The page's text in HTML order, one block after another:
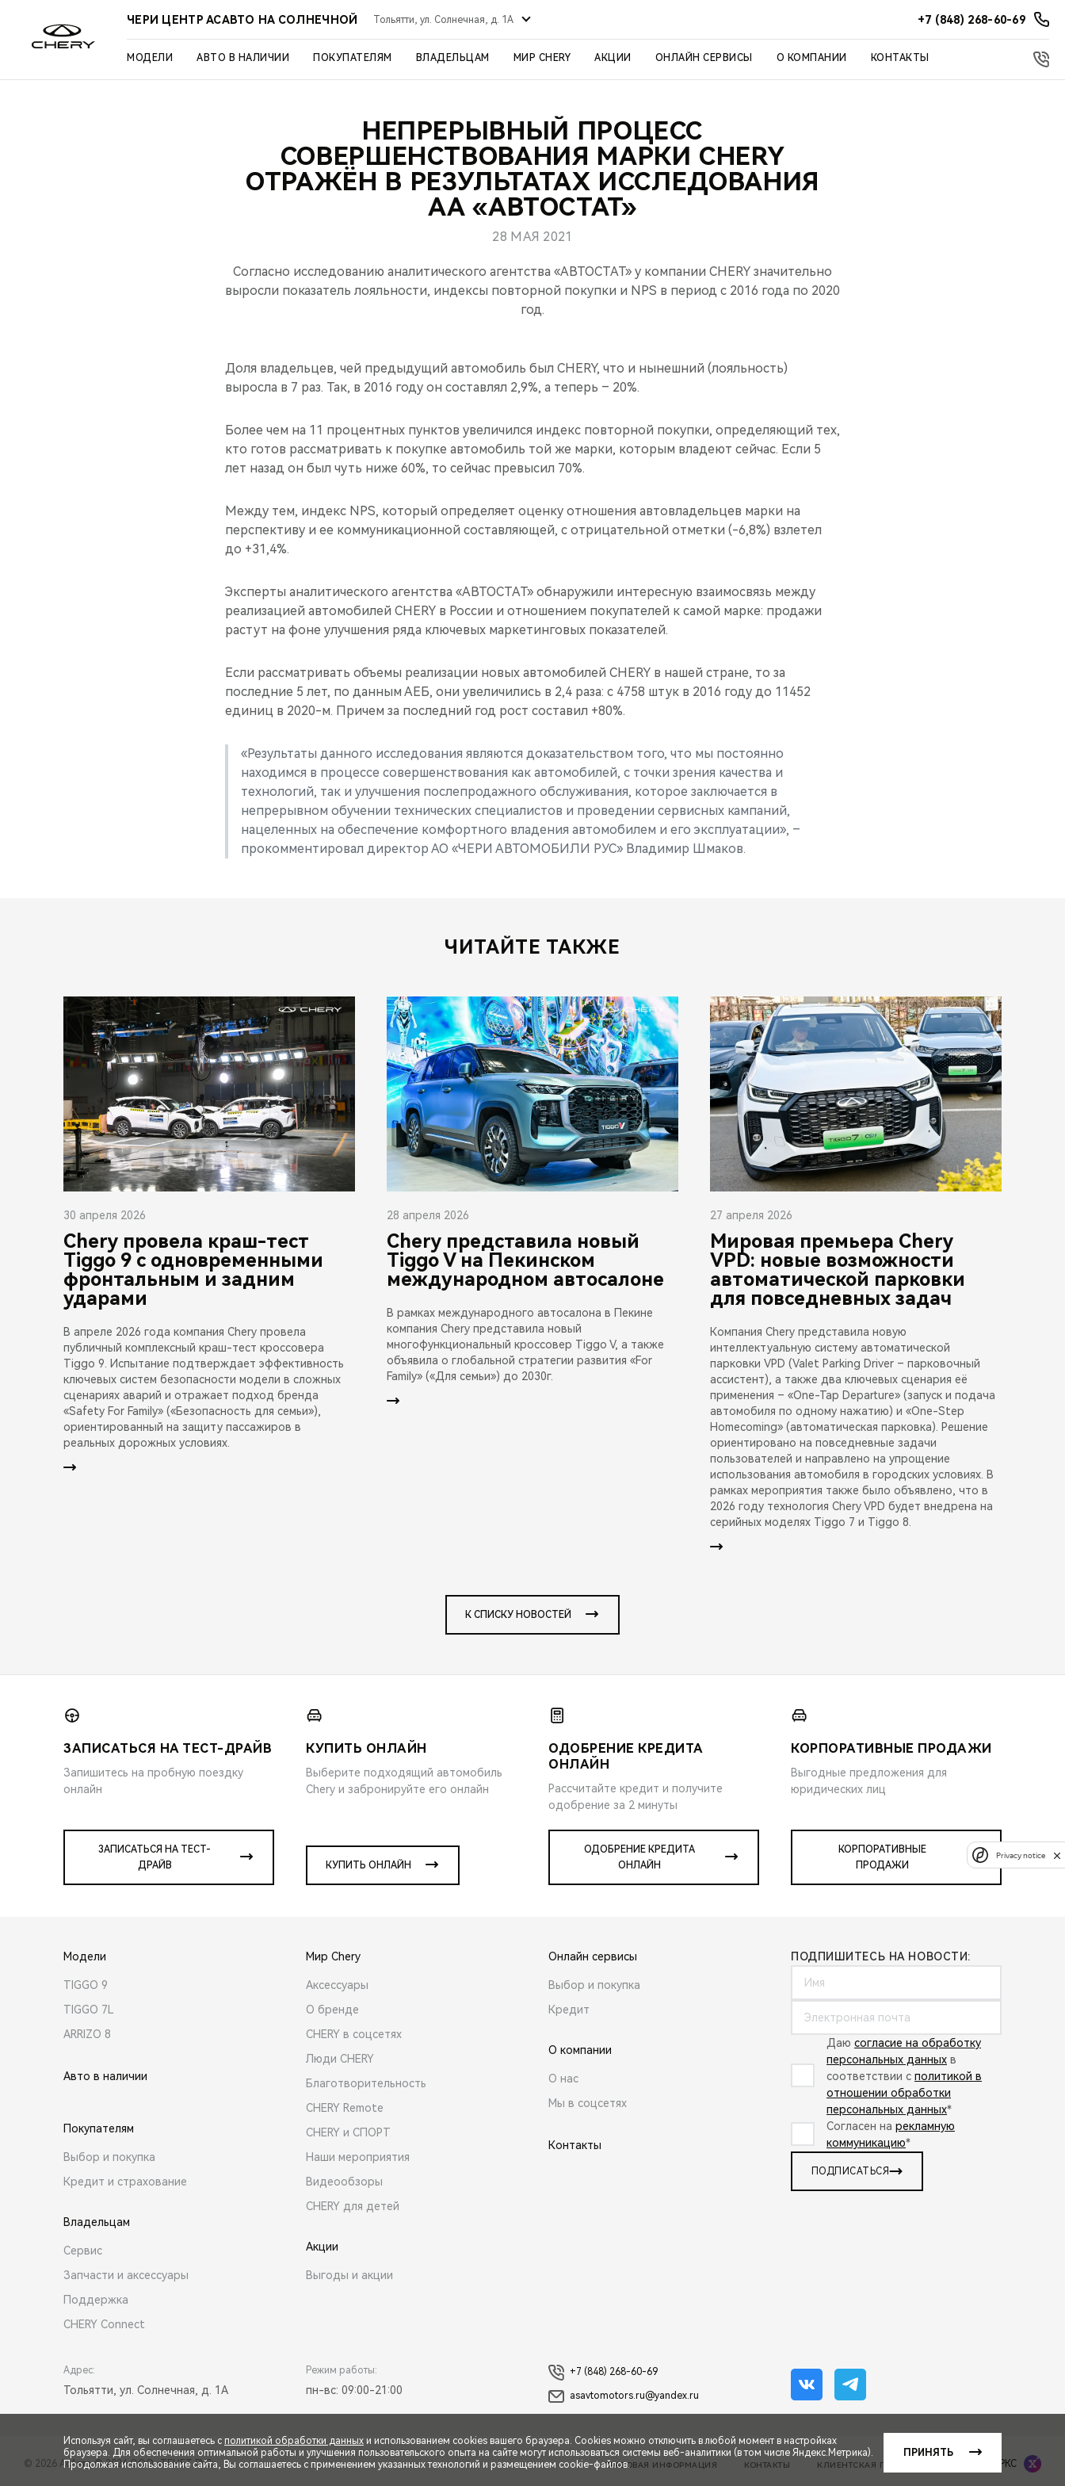
ЧЕРИ ЦЕНТР АСАВТО НА СОЛНЕЧНОЙ Тольятти, ул. Солнечная, д. 1А +7 (848) 268-60-69
МОДЕЛИ АВТО В НАЛИЧИИ ПОКУПАТЕЛЯМ ВЛАДЕЛЬЦАМ МИР CHERY АКЦИИ ОНЛАЙН СЕРВИСЫ О КОМПАНИИ КОНТАКТЫ
НЕПРЕРЫВНЫЙ ПРОЦЕСС
СОВЕРШЕНСТВОВАНИЯ МАРКИ CHERY
ОТРАЖЁН В РЕЗУЛЬТАТАХ ИССЛЕДОВАНИЯ
АА «АВТОСТАТ»
28 МАЯ 2021
Согласно исследованию аналитического агентства «АВТОСТАТ» у компании CHERY значительно
выросли показатель лояльности, индексы повторной покупки и NPS в период с 2016 года по 2020
год.
Доля владельцев, чей предыдущий автомобиль был CHERY, что и нынешний (лояльность)
выросла в 7 раз. Так, в 2016 году он составлял 2,9%, а теперь – 20%.
Более чем на 11 процентных пунктов увеличился индекс повторной покупки, определяющий тех,
кто готов рассматривать к покупке автомобиль той же марки, которым владеют сейчас. Если 5
лет назад он был чуть ниже 60%, то сейчас превысил 70%.
Между тем, индекс NPS, который определяет оценку отношения автовладельцев марки на
перспективу и ее коммуникационной составляющей, с отрицательной отметки (-6,8%) взлетел
до +31,4%.
Эксперты аналитического агентства «АВТОСТАТ» обнаружили интересную взаимосвязь между
реализацией автомобилей CHERY в России и отношением покупателей к самой марке: продажи
растут на фоне улучшения ряда ключевых маркетинговых показателей.
Если рассматривать объемы реализации новых автомобилей CHERY в нашей стране, то за
последние 5 лет, по данным АЕБ, они увеличились в 2,4 раза: с 4758 штук в 2016 году до 11452
единиц в 2020-м. Причем за последний год рост составил +80%.
«Результаты данного исследования являются доказательством того, что мы постоянно
находимся в процессе совершенствования как автомобилей, с точки зрения качества и
технологий, так и улучшения послепродажного обслуживания, которое заключается в
непрерывном обучении технических специалистов и проведении сервисных кампаний,
нацеленных на обеспечение комфортного владения автомобилем и его эксплуатации», –
прокомментировал директор АО «ЧЕРИ АВТОМОБИЛИ РУС» Владимир Шмаков.
ЧИТАЙТЕ ТАКЖЕ
30 апреля 2026
Chery провела краш-тест
Tiggo 9 с одновременными
фронтальным и задним
ударами
В апреле 2026 года компания Chery провела
публичный комплексный краш-тест кроссовера
Tiggo 9. Испытание подтверждает эффективность
ключевых систем безопасности модели в сложных
сценариях аварий и отражает подход бренда
«Safety For Family» («Безопасность для семьи»),
ориентированный на защиту пассажиров в
реальных дорожных условиях.
28 апреля 2026
Chery представила новый
Tiggo V на Пекинском
международном автосалоне
В рамках международного автосалона в Пекине
компания Chery представила новый
многофункциональный кроссовер Tiggo V, а также
объявила о глобальной стратегии развития «For
Family» («Для семьи») до 2030г.
27 апреля 2026
Мировая премьера Chery
VPD: новые возможности
автоматической парковки
для повседневных задач
Компания Chery представила новую
интеллектуальную систему автоматической
парковки VPD (Valet Parking Driver – парковочный
ассистент), а также два ключевых сценария её
применения – «One-Tap Departure» (запуск и подача
автомобиля по одному нажатию) и «One-Step
Homecoming» (автоматическая парковка). Решение
ориентировано на повседневные задачи
пользователей и направлено на упрощение
использования автомобиля в городских условиях. В
рамках мероприятия также было объявлено, что в
2026 году технология Chery VPD будет внедрена на
серийных моделях Tiggo 7 и Tiggo 8.
К СПИСКУ НОВОСТЕЙ
ЗАПИСАТЬСЯ НА ТЕСТ-ДРАЙВ
Запишитесь на пробную поездку
онлайн
ЗАПИСАТЬСЯ НА ТЕСТ-
ДРАЙВ
КУПИТЬ ОНЛАЙН
Выберите подходящий автомобиль
Chery и забронируйте его онлайн
КУПИТЬ ОНЛАЙН
ОДОБРЕНИЕ КРЕДИТА
ОНЛАЙН
Рассчитайте кредит и получите
одобрение за 2 минуты
ОДОБРЕНИЕ КРЕДИТА
ОНЛАЙН
КОРПОРАТИВНЫЕ ПРОДАЖИ
Выгодные предложения для
юридических лиц
КОРПОРАТИВНЫЕ
ПРОДАЖИ
Модели
TIGGO 9
TIGGO 7L
ARRIZO 8
Авто в наличии
Покупателям
Выбор и покупка
Кредит и страхование
Владельцам
Сервис
Запчасти и аксессуары
Поддержка
CHERY Connect
Мир Chery
Аксессуары
О бренде
CHERY в соцсетях
Люди CHERY
Благотворительность
CHERY Remote
CHERY и СПОРТ
Наши мероприятия
Видеообзоры
CHERY для детей
Акции
Выгоды и акции
Онлайн сервисы
Выбор и покупка
Кредит
О компании
О нас
Мы в соцсетях
Контакты
ПОДПИШИТЕСЬ НА НОВОСТИ:
Даю согласие на обработку
персональных данных в
соответствии с политикой в
отношении обработки
персональных данных*
Согласен на рекламную
коммуникацию*
ПОДПИСАТЬСЯ
Адрес:
Тольятти, ул. Солнечная, д. 1А
Режим работы:
пн-вс: 09:00-21:00
+7 (848) 268-60-69
asavtomotors.ru@yandex.ru
© 2026 АсАвто © 2026 ООО «ТЕНЕТ РУС» ПРАВОВАЯ ИНФОРМАЦИЯ КОНТАКТЫ КЛИЕНТСКАЯ ПОДДЕРЖКА Сделано в ПЕРКС
Используя сайт, вы соглашаетесь с политикой обработки данных и использованием cookies вашего браузера. Cookies можно отключить в любой момент в настройках
браузера. Для обеспечения оптимальной работы и улучшения пользовательского опыта на сайте могут использоваться системы веб-аналитики (в том числе Яндекс.Метрика).
Продолжая использование сайта, Вы соглашаетесь с применением указанных технологий и размещением cookie-файлов.
ПРИНЯТЬ
Privacy notice